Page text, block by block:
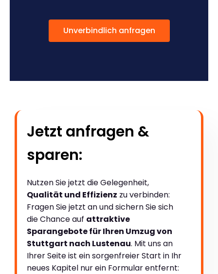
Unverbindlich anfragen
Jetzt anfragen &
sparen:
Nutzen Sie jetzt die Gelegenheit,
Qualität und Effizienz zu verbinden:
Fragen Sie jetzt an und sichern Sie sich
die Chance auf attraktive
Sparangebote für Ihren Umzug von
Stuttgart nach Lustenau. Mit uns an
Ihrer Seite ist ein sorgenfreier Start in Ihr
neues Kapitel nur ein Formular entfernt: